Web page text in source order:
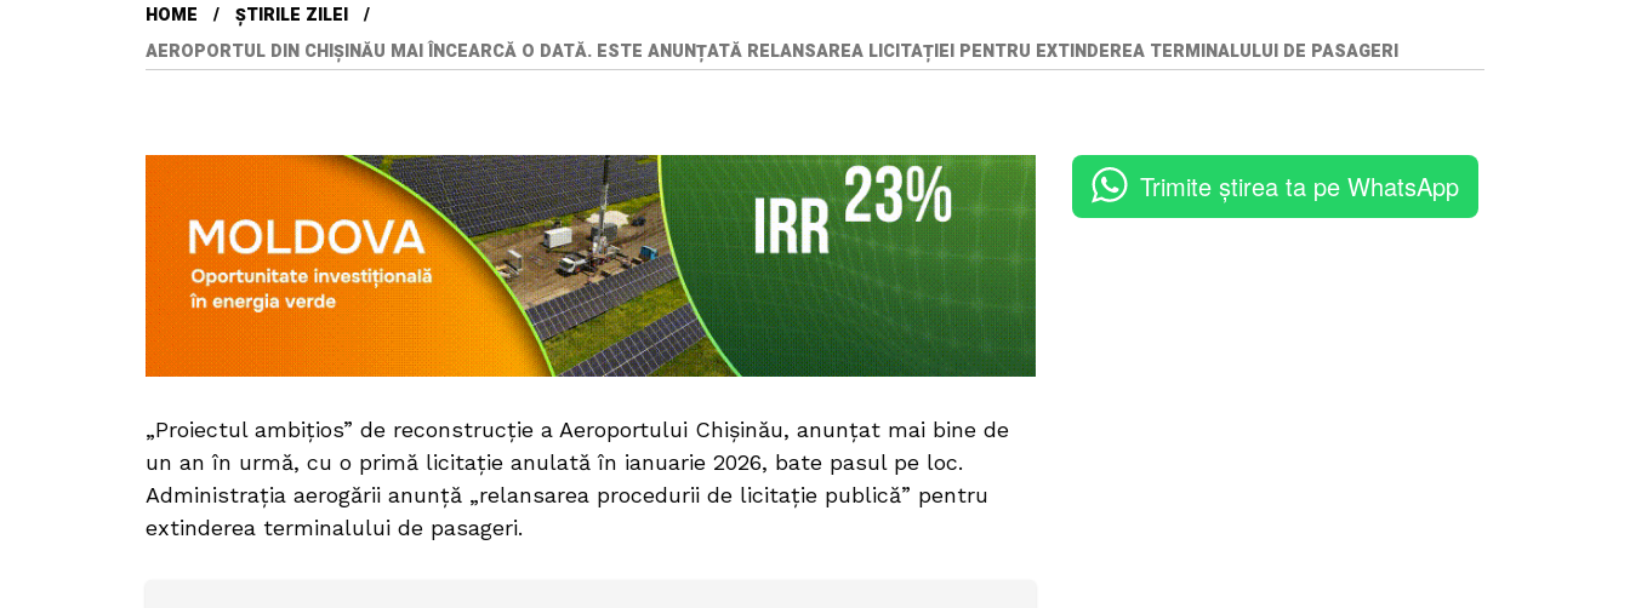
HOME
ȘTIRILE ZILEI
AEROPORTUL DIN CHIȘINĂU MAI ÎNCEARCĂ O DATĂ. ESTE ANUNȚATĂ RELANSAREA LICITAȚIEI PENTRU EXTINDEREA TERMINALULUI DE PASAGERI
„Proiectul ambițios” de reconstrucție a Aeroportului Chișinău, anunțat mai bine de
un an în urmă, cu o primă licitație anulată în ianuarie 2026, bate pasul pe loc.
Administrația aerogării anunță „relansarea procedurii de licitație publică” pentru
extinderea terminalului de pasageri.
Trimite știrea ta pe WhatsApp